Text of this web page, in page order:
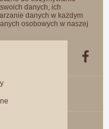
danych, ich
danych w każdym
osobowych w naszej